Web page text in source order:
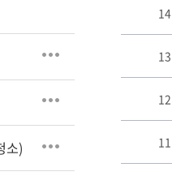
소)
시
리
테
블
14
13
12
11